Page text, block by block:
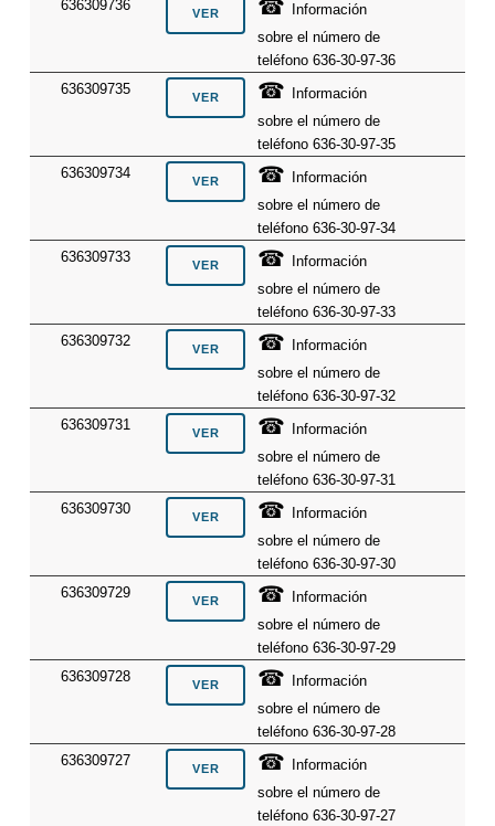
636309736
☎
Información
sobre el número de
teléfono 636-30-97-36
636309735
☎
Información
sobre el número de
teléfono 636-30-97-35
636309734
☎
Información
sobre el número de
teléfono 636-30-97-34
636309733
☎
Información
sobre el número de
teléfono 636-30-97-33
636309732
☎
Información
sobre el número de
teléfono 636-30-97-32
636309731
☎
Información
sobre el número de
teléfono 636-30-97-31
636309730
☎
Información
sobre el número de
teléfono 636-30-97-30
636309729
☎
Información
sobre el número de
teléfono 636-30-97-29
636309728
☎
Información
sobre el número de
teléfono 636-30-97-28
636309727
☎
Información
sobre el número de
teléfono 636-30-97-27